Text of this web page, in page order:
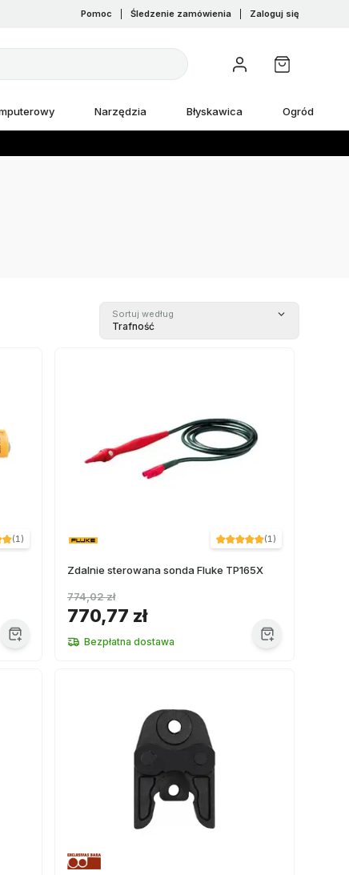
Pomoc Śledzenie zamówienia Zaloguj się
Narzędzia Błyskawica Ogród
Sortuj według
Trafność
(1) (1)
Zdalnie sterowana sonda Fluke TP165X
770,77 zł
774,02 zł
Bezpłatna dostawa